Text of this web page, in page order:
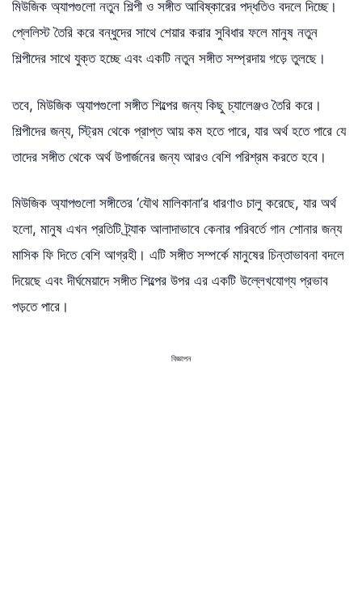
মিউজিক অ্যাপগুলো নতুন শিল্পী ও সঙ্গীত আবিষ্কারের পদ্ধতিও বদলে দিচ্ছে।
প্লেলিস্ট তৈরি করে বন্ধুদের সাথে শেয়ার করার সুবিধার ফলে মানুষ নতুন
শিল্পীদের সাথে যুক্ত হচ্ছে এবং একটি নতুন সঙ্গীত সম্প্রদায় গড়ে তুলছে।
তবে, মিউজিক অ্যাপগুলো সঙ্গীত শিল্পের জন্য কিছু চ্যালেঞ্জও তৈরি করে।
শিল্পীদের জন্য, স্ট্রিম থেকে প্রাপ্ত আয় কম হতে পারে, যার অর্থ হতে পারে যে
তাদের সঙ্গীত থেকে অর্থ উপার্জনের জন্য আরও বেশি পরিশ্রম করতে হবে।
মিউজিক অ্যাপগুলো সঙ্গীতের ‘যৌথ মালিকানা’র ধারণাও চালু করেছে, যার অর্থ
হলো, মানুষ এখন প্রতিটি ট্র্যাক আলাদাভাবে কেনার পরিবর্তে গান শোনার জন্য
মাসিক ফি দিতে বেশি আগ্রহী। এটি সঙ্গীত সম্পর্কে মানুষের চিন্তাভাবনা বদলে
দিয়েছে এবং দীর্ঘমেয়াদে সঙ্গীত শিল্পের উপর এর একটি উল্লেখযোগ্য প্রভাব
পড়তে পারে।
বিজ্ঞাপন